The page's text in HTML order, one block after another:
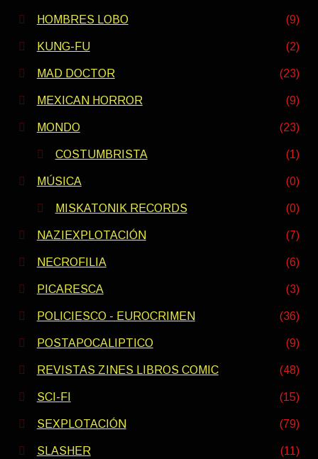
HOMBRES LOBO (9)
KUNG-FU (2)
MAD DOCTOR (23)
MEXICAN HORROR (9)
MONDO (23)
COSTUMBRISTA (1)
MÚSICA (0)
MISKATONIK RECORDS (0)
NAZIEXPLOTACIÓN (7)
NECROFILIA (6)
PICARESCA (3)
POLICIESCO - EUROCRIMEN (36)
POSTAPOCALIPTICO (9)
REVISTAS ZINES LIBROS COMIC (48)
SCI-FI (15)
SEXPLOTACIÓN (79)
SLASHER (11)